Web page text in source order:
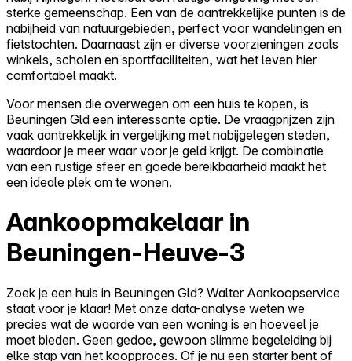
sterke gemeenschap. Een van de aantrekkelijke punten is de
nabijheid van natuurgebieden, perfect voor wandelingen en
fietstochten. Daarnaast zijn er diverse voorzieningen zoals
winkels, scholen en sportfaciliteiten, wat het leven hier
comfortabel maakt.
Voor mensen die overwegen om een huis te kopen, is
Beuningen Gld een interessante optie. De vraagprijzen zijn
vaak aantrekkelijk in vergelijking met nabijgelegen steden,
waardoor je meer waar voor je geld krijgt. De combinatie
van een rustige sfeer en goede bereikbaarheid maakt het
een ideale plek om te wonen.
Aankoopmakelaar in
Beuningen-Heuve-3
Zoek je een huis in Beuningen Gld? Walter Aankoopservice
staat voor je klaar! Met onze data-analyse weten we
precies wat de waarde van een woning is en hoeveel je
moet bieden. Geen gedoe, gewoon slimme begeleiding bij
elke stap van het koopproces. Of je nu een starter bent of